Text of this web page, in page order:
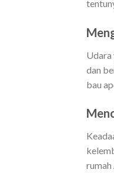
Udara
dan
bau
rumah